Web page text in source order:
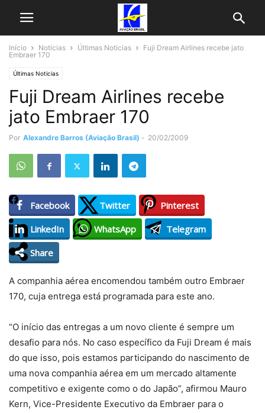
Início Notícias Últimas Noticias
Fuji Dream Airlines recebe jato
Embraer 170
Últimas Noticias
Fuji Dream Airlines recebe
jato Embraer 170
Por Alexandre Barros (Aviação Brasil) - 20/02/2009
Facebook Twitter
Pinterest
LinkedIn
WhatsApp
Telegram
Share
A companhia aérea encomendou também outro Embraer
170, cuja entrega está programada para este ano.
“O início das entregas a um novo cliente é sempre um
desafio para nós. No caso específico da Fuji Dream é mais
do que isso, pois estamos participando do nascimento de
uma nova companhia aérea em um mercado altamente
competitivo e exigente como o do Japão”, afirmou Mauro
Kern, Vice-Presidente Executivo da Embraer para o